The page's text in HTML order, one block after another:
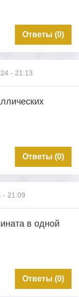
Ответы (0)
- 21:13
Ответы (0)
- 21:09
в одной
Ответы (0)